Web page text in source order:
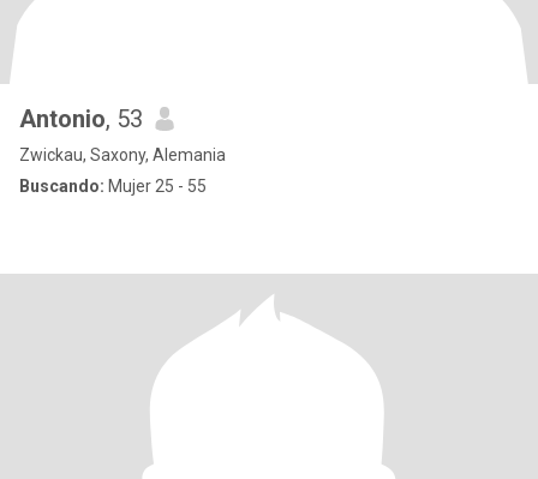
Antonio, 53
Zwickau, Saxony, Alemania
Buscando: Mujer 25 - 55